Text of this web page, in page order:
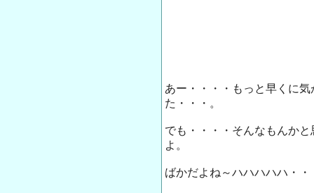
あー・・・・もっと早くに
た・・・。
でも・・・・そんなもんか
よ。
ばかだよね～ハハハハハ・・